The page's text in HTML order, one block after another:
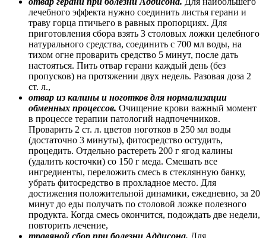
лечебного эффекта нужно соединить листья герани и
траву горца птичьего в равных пропорциях. Для
приготовления сбора взять 3 столовых ложки целебного
натурального средства, соединить с 700 мл воды, на
тихом огне проварить средство 5 минут, после дать
настояться. Пить отвар герани каждый день (без
пропусков) на протяжении двух недель. Разовая доза 2
ст. л.,
отвар из калины и ноготков для нормализации
обменных процессов. Очищение крови важный момент
в процессе терапии патологий надпочечников.
Проварить 2 ст. л. цветов ноготков в 250 мл воды
(достаточно 3 минуты), фитосредство остудить,
процедить. Отдельно растереть 200 г ягод калины
(удалить косточки) со 150 г меда. Смешать все
ингредиенты, переложить смесь в стеклянную банку,
убрать фитосредство в прохладное место. Для
достижения положительной динамики, ежедневно, за 20
минут до еды получать по столовой ложке полезного
продукта. Когда смесь окончится, подождать две недели,
повторить лечение,